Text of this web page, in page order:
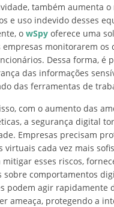
também aumenta o
e uso indevido desses
o wSpyoferece uma
empresas monitorarem os
Dessa forma, é
das informações
das ferramentas de
com o aumento das
a segurança digital
Empresas precisam
virtuais cada vez mais
mitigar esses riscos,
sobre comportamentos
podem agir rapidamente
ameaça, protegendo a